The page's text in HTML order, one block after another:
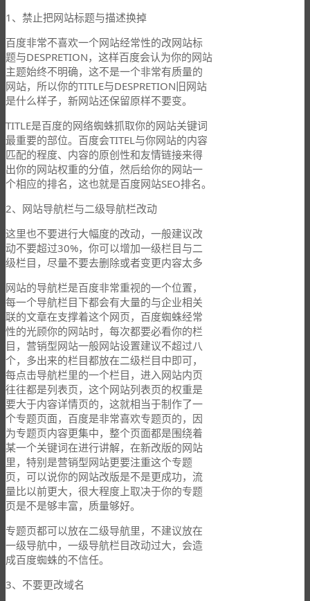
1、禁止把网站标题与描述换掉
百度非常不喜欢一个网站经常性的改网站标
题与DESPRETION，这样百度会认为你的网站
主题始终不明确，这不是一个非常有质量的
网站，所以你的TITLE与DESPRETION旧网站
是什么样子，新网站还保留原样不要变。
TITLE是百度的网络蜘蛛抓取你的网站关键词
最重要的部位。百度会TITEL与你网站的内容
匹配的程度、内容的原创性和友情链接来得
出你的网站权重的分值，然后给你的网站一
个相应的排名，这也就是百度网站SEO排名。
2、网站导航栏与二级导航栏改动
这里也不要进行大幅度的改动，一般建议改
动不要超过30%，你可以增加一级栏目与二
级栏目，尽量不要去删除或者变更内容太多
网站的导航栏是百度非常重视的一个位置，
每一个导航栏目下都会有大量的与企业相关
联的文章在支撑着这个网页，百度蜘蛛经常
性的光顾你的网站时，每次都要必看你的栏
目，营销型网站一般网站设置建议不超过八
个，多出来的栏目都放在二级栏目中即可，
每点击导航栏里的一个栏目，进入网站内页
往往都是列表页，这个网站列表页的权重是
要大于内容详情页的，这就相当于制作了一
个专题页面，百度是非常喜欢专题页的，因
为专题页内容更集中，整个页面都是围绕着
某一个关键词在进行讲解，在新改版的网站
里，特别是营销型网站更要注重这个专题
页，可以说你的网站改版是不是更成功，流
量比以前更大，很大程度上取决于你的专题
页是不是够丰富，质量够好。
专题页都可以放在二级导航里，不建议放在
一级导航中，一级导航栏目改动过大，会造
成百度蜘蛛的不信任。
3、不要更改域名